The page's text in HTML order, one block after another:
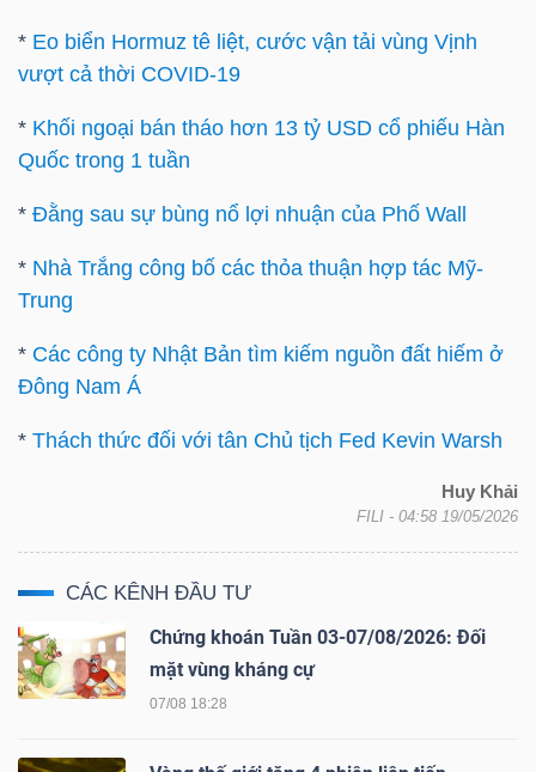
* Eo biển Hormuz tê liệt, cước vận tải vùng Vịnh
vượt cả thời COVID-19
* Khối ngoại bán tháo hơn 13 tỷ USD cổ phiếu Hàn
Quốc trong 1 tuần
* Đằng sau sự bùng nổ lợi nhuận của Phố Wall
* Nhà Trắng công bố các thỏa thuận hợp tác Mỹ-
Trung
* Các công ty Nhật Bản tìm kiếm nguồn đất hiếm ở
Đông Nam Á
* Thách thức đối với tân Chủ tịch Fed Kevin Warsh
Huy Khải
FILI - 04:58 19/05/2026
CÁC KÊNH ĐẦU TƯ
Chứng khoán Tuần 03-07/08/2026: Đối
mặt vùng kháng cự
07/08 18:28
thông
tài
Dữ
liệu
chính